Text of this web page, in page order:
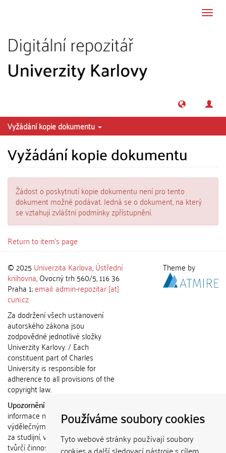
Používáme soubory cookies
Tyto webové stránky používají soubory
Vyžádání kopie dokumentu
Vyžádání kopie dokumentu
Žádost o poskytnutí kopie dokumentu není pro tento
dokument možné podávat. Jedná se o dokument, na který
se vztahují zvláštní podmínky zpřístupnění.
Return to item's page
© 2025 Univerzita Karlova,Ústřední
knihovna, Ovocný trh 560/5, 116 36
Praha 1;email: admin-repozitar [at]
cuni.cz
Za dodržení všech ustanovení
autorského zákona jsou
zodpovědné jednotlivé složky
Univerzity Karlovy. / Each
constituent part of Charles
University is responsible for
adherence to all provisions of the
copyright law.
Upozornění / Notice:
informace nemohou být použity k
výdělečným účelům nebo vydávány
za studijní, vědeckou nebo jinou
tvůrčí činnost jiné osoby než autora.
Theme by